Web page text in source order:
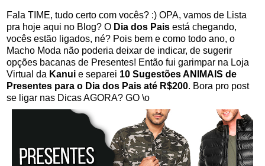
Fala TIME, tudo certo com vocês? :) OPA, vamos de Lista
pra hoje aqui no Blog? O Dia dos Pais está chegando,
vocês estão ligados, né? Pois bem e como todo ano, o
Macho Moda não poderia deixar de indicar, de sugerir
opções bacanas de Presentes! Então fui garimpar na Loja
Virtual da Kanui e separei 10 Sugestões ANIMAIS de
Presentes para o Dia dos Pais até R$200. Bora pro post
se ligar nas Dicas AGORA? GO \o